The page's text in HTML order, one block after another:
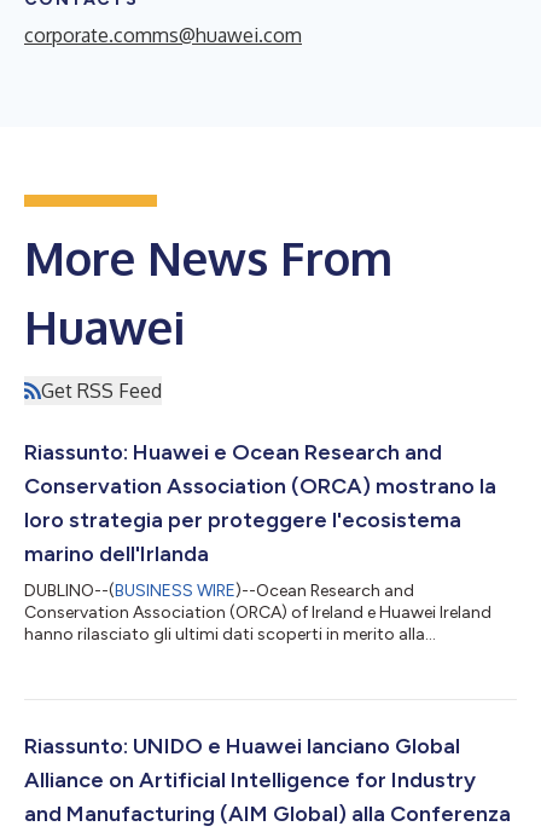
corporate.comms@huawei.com
More News From
Huawei
Get RSS Feed
Riassunto: Huawei e Ocean Research and
Conservation Association (ORCA) mostrano la
loro strategia per proteggere l'ecosistema
marino dell'Irlanda
DUBLINO--(BUSINESS WIRE)--Ocean Research and
Conservation Association (ORCA) of Ireland e Huawei Ireland
hanno rilasciato gli ultimi dati scoperti in merito alla
avvenuto durante l'OceanTech Summit presso il Baltimore
marittime nel Mare Celtico a sud dell'Irlanda stanno
Riassunto: UNIDO e Huawei lanciano Global
Alliance on Artificial Intelligence for Industry
and Manufacturing (AIM Global) alla Conferenza